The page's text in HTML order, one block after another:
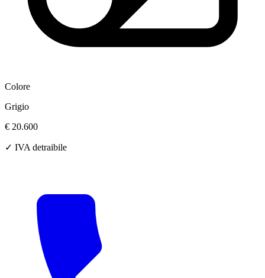
Colore
Grigio
€ 20.600
✓ IVA detraibile